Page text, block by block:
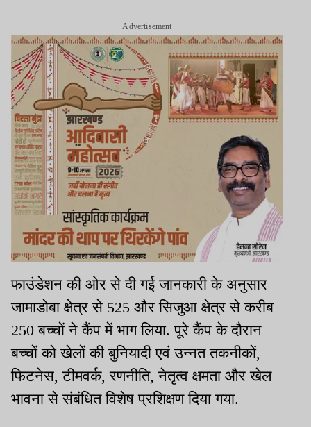
Advertisement
फाउंडेशन की ओर से दी गई जानकारी के अनुसार
जामाडोबा क्षेत्र से 525 और सिजुआ क्षेत्र से करीब
250 बच्चों ने कैंप में भाग लिया. पूरे कैंप के दौरान
बच्चों को खेलों की बुनियादी एवं उन्नत तकनीकों,
फिटनेस, टीमवर्क, रणनीति, नेतृत्व क्षमता और खेल
भावना से संबंधित विशेष प्रशिक्षण दिया गया.